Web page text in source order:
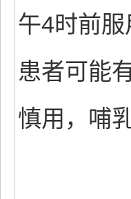
午4时前
患者可能
慎用，哺